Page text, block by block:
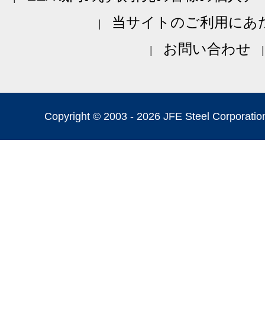
当サイトのご利用にあ
お問い合わせ
Copyright © 2003 - 2026 JFE Steel